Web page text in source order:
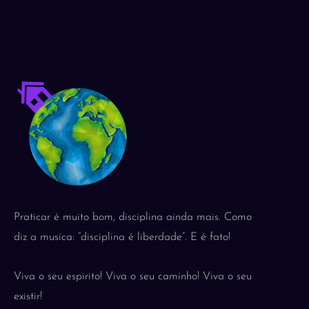
Praticar é muito bom, disciplina ainda mais. Como
diz a musica: “disciplina é liberdade”. E é fato!
Viva o seu espirito! Viva o seu caminho! Viva o seu
existir!